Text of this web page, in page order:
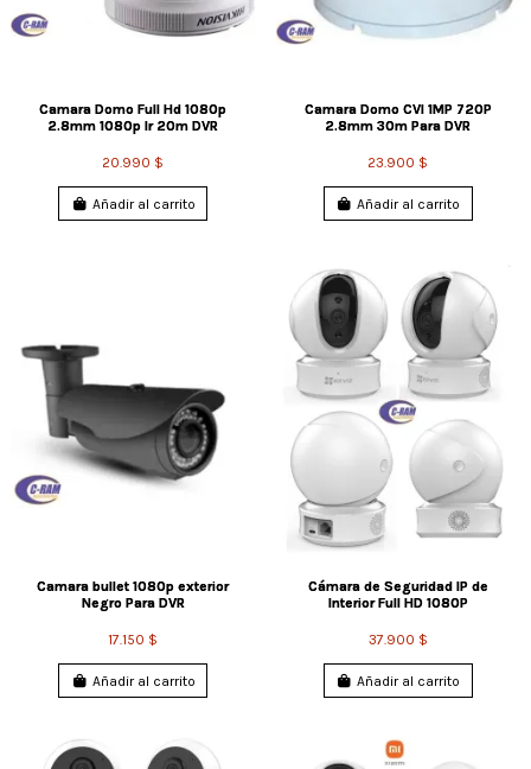
Camara Domo Full Hd 1080p
2.8mm 1080p Ir 20m DVR
20.990 $
Añadir al carrito
Camara Domo CVI 1MP 720P
2.8mm 30m Para DVR
23.900 $
Añadir al carrito
Camara bullet 1080p exterior
Negro Para DVR
17.150 $
Añadir al carrito
Cámara de Seguridad IP de
Interior Full HD 1080P
37.900 $
Añadir al carrito